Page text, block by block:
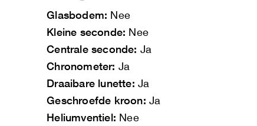
Glasbodem: Nee
Kleine seconde: Nee
Centrale seconde: Ja
Chronometer: Ja
Draaibare lunette: Ja
Geschroefde kroon: Ja
Heliumventiel: Nee